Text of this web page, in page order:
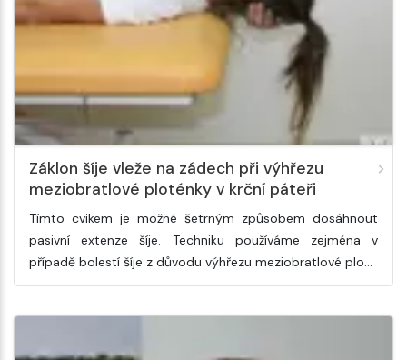
Záklon šíje vleže na zádech při výhřezu
meziobratlové ploténky v krční páteři
Tímto cvikem je možné šetrným způsobem dosáhnout
pasivní extenze šíje. Techniku používáme zejména v
případě bolestí šíje z důvodu výhřezu meziobratlové plo…